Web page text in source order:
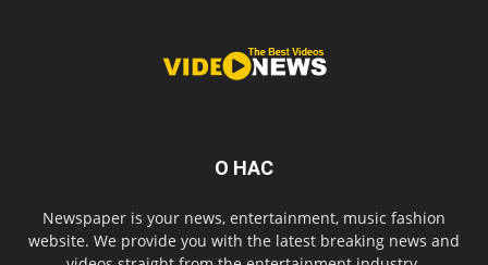
О НАС
Newspaper is your news, entertainment, music fashion
website. We provide you with the latest breaking news and